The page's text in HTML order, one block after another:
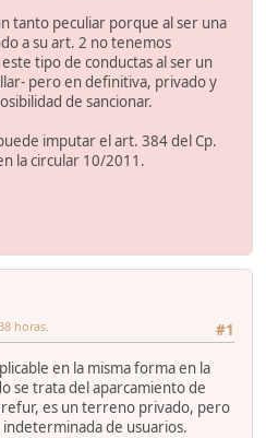
tanto peculiar porque al ser una
a su art. 2 no tenemos
tipo de conductas al ser un
pero en definitiva, privado y
de sancionar.
imputar el art. 384 del Cp.
la circular 10/2011.
#1
horas.
en la misma forma en la
se trata del aparcamiento de
es un terreno privado, pero
de usuarios.